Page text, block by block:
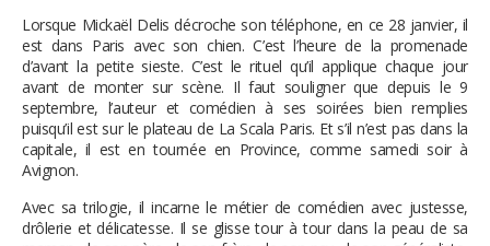
Lorsque Mickaël Delis décroche son téléphone, en ce 28 janvier, il
est dans Paris avec son chien. C’est l’heure de la promenade
d’avant la petite sieste. C’est le rituel qu’il applique chaque jour
avant de monter sur scène. Il faut souligner que depuis le 9
septembre, l’auteur et comédien à ses soirées bien remplies
puisqu’il est sur le plateau de La Scala Paris. Et s’il n’est pas dans la
capitale, il est en tournée en Province, comme samedi soir à
Avignon.
Avec sa trilogie, il incarne le métier de comédien avec justesse,
drôlerie et délicatesse. Il se glisse tour à tour dans la peau de sa